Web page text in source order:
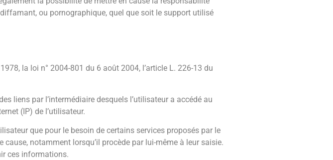
ou pornographique, quel que soit le support utilisé
la loi n° 2004-801 du 6 août 2004, l’article L. 226-13 du
liens par l’intermédiaire desquels l’utilisateur a accédé au
(IP) de l’utilisateur.
que pour le besoin de certains services proposés par le
notamment lorsqu’il procède par lui-même à leur saisie.
ces informations.